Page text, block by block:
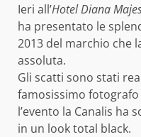
Ieri all’Hotel Diana
ha presentato le
2013 del marchio che
assoluta.
Gli scatti sono stati
famosissimo fotografo
l’evento la Canalis ha
in un look total black.